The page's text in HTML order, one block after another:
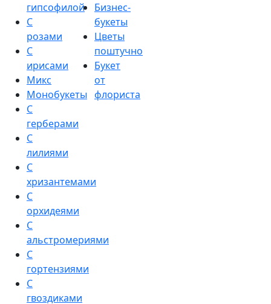
гипсофилой
С
розами
С
ирисами
Микс
Монобукеты
С
герберами
С
лилиями
С
хризантемами
С
орхидеями
С
альстромериями
С
гортензиями
С
гвоздиками
Бизнес-
букеты
Цветы
поштучно
Букет
от
флориста